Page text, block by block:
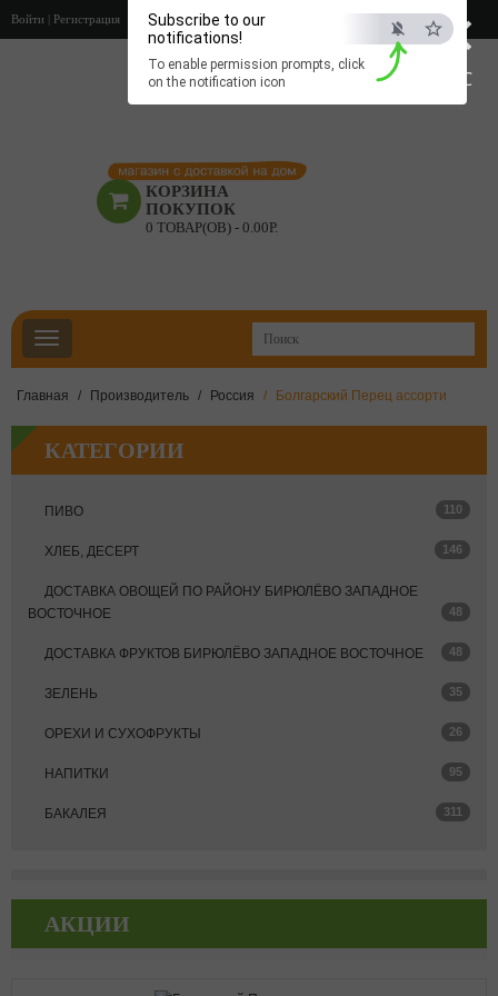
×
ESC
Subscribe to our
notifications!
To enable permission prompts, click
on the notification icon
Войти | Регистрация
КОРЗИНА
ПОКУПОК
0 ТОВАР(ОВ) - 0.00Р.
Главная Производитель Россия Болгарский Перец ассорти
КАТЕГОРИИ
ПИВО 110
ХЛЕБ, ДЕСЕРТ 146
ДОСТАВКА ОВОЩЕЙ ПО РАЙОНУ БИРЮЛЁВО ЗАПАДНОЕ
ВОСТОЧНОЕ
48
ДОСТАВКА ФРУКТОВ БИРЮЛЁВО ЗАПАДНОЕ ВОСТОЧНОЕ 48
ЗЕЛЕНЬ 35
ОРЕХИ И СУХОФРУКТЫ 26
НАПИТКИ 95
БАКАЛЕЯ 311
АКЦИИ